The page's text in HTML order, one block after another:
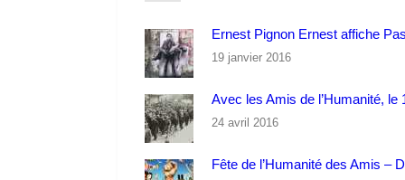
Ernest Pignon Ernest affiche
19 janvier 2016
Avec les Amis de l’Humanité, le
24 avril 2016
Fête de l’Humanité des Amis –